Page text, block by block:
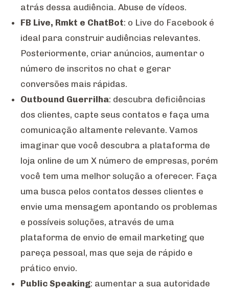
atrás dessa audiência. Abuse de vídeos.
FB Live, Rmkt e ChatBot: o Live do Facebook é
ideal para construir audiências relevantes.
Posteriormente, criar anúncios, aumentar o
número de inscritos no chat e gerar
conversões mais rápidas.
Outbound Guerrilha: descubra deficiências
dos clientes, capte seus contatos e faça uma
comunicação altamente relevante. Vamos
imaginar que você descubra a plataforma de
loja online de um X número de empresas, porém
você tem uma melhor solução a oferecer. Faça
uma busca pelos contatos desses clientes e
envie uma mensagem apontando os problemas
e possíveis soluções, através de uma
plataforma de envio de email marketing que
pareça pessoal, mas que seja de rápido e
prático envio.
Public Speaking: aumentar a sua autoridade